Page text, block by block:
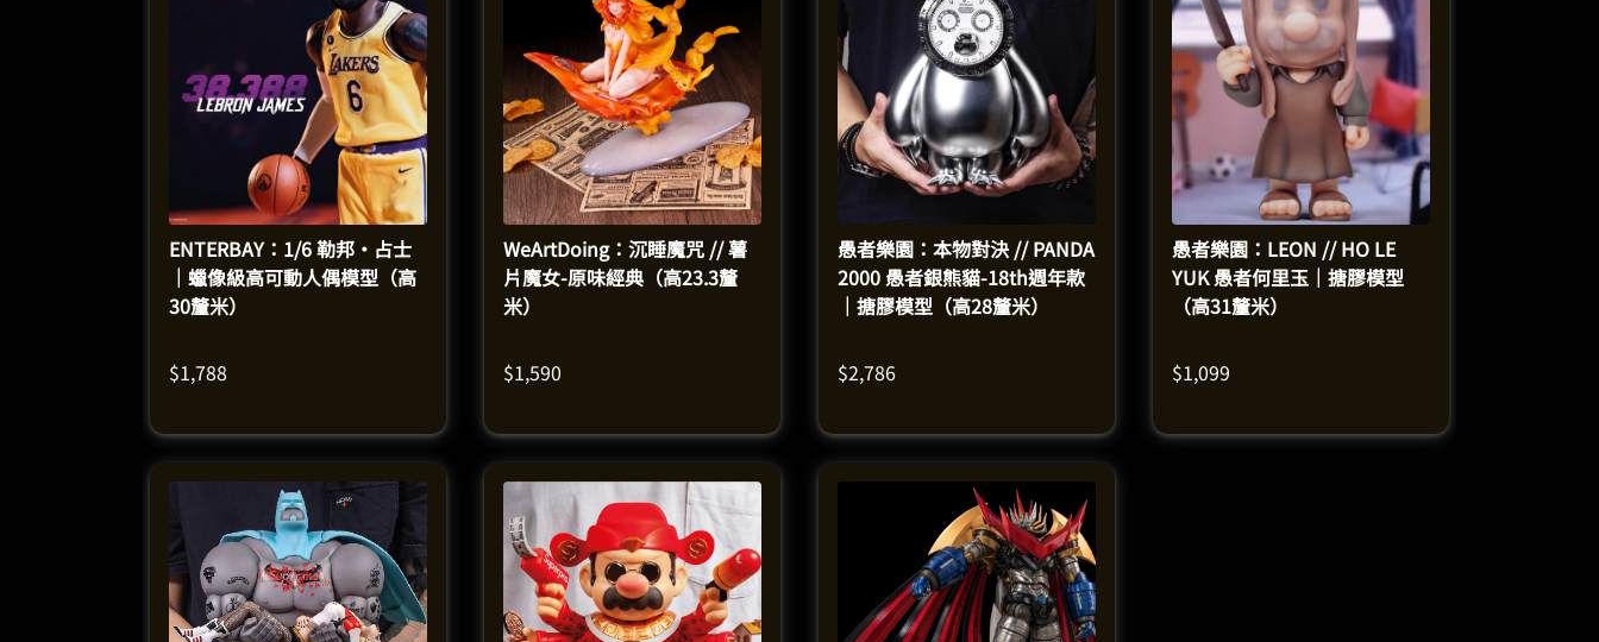
ENTERBAY：1/6 勒邦·占士
｜蠟像級高可動人偶模型（高
30釐米）
$1,788
WeArtDoing：沉睡魔咒 // 薯
片魔女-原味經典（高23.3釐
米）
$1,590
愚者樂園：本物對決 // PANDA
2000 愚者銀熊貓-18th週年款
｜搪膠模型（高28釐米）
$2,786
愚者樂園：LEON // HO LE
YUK 愚者何里玉｜搪膠模型
（高31釐米）
$1,099